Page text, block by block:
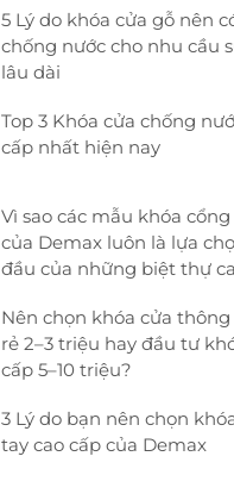
5 Lý do khóa cửa gỗ nên
chống nước cho nhu cầu
lâu dài
Top 3 Khóa cửa chống
cấp nhất hiện nay
Vì sao các mẫu khóa
của Demax luôn là lựa
đầu của những biệt thự
Nên chọn khóa cửa
rẻ 2–3 triệu hay đầu tư
cấp 5–10 triệu?
3 Lý do bạn nên chọn
tay cao cấp của Demax